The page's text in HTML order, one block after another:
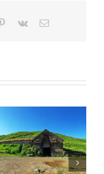
Pinterest
Vk Email